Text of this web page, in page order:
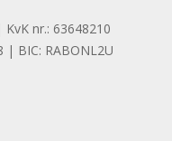
nr.: 63648210
| BIC: RABONL2U